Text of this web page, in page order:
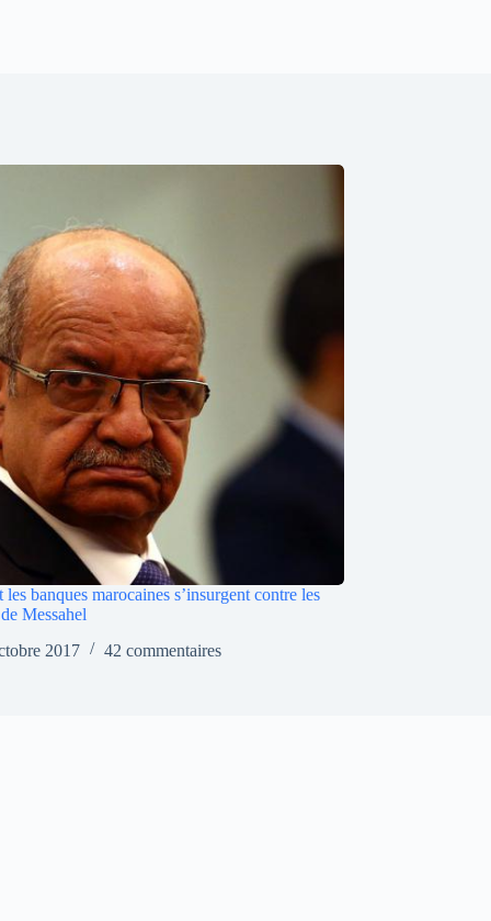
banques marocaines s’insurgent contre les
Messahel
2017
42 commentaires